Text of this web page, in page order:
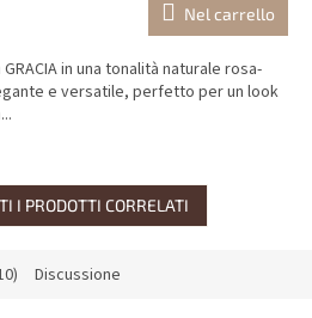
Nel carrello
in una tonalità naturale rosa-
e versatile, perfetto per un look
I PRODOTTI CORRELATI
Discussione